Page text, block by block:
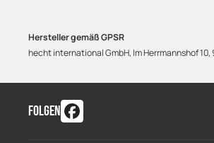
Hersteller gemäß GPSR
hecht international GmbH, Im Herrmannshof
FOLGEN